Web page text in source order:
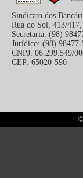
Sindicato dos
Rua do Sol, 413/
Secretaria: (98)
Jurídico: (98)
CNPJ: 06.299.549/
CEP: 65020-590
©